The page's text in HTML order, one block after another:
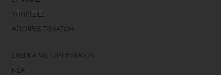
ΥΠΗΡΕΣΙΕΣ
ΑΠΟΨΕΙΣ ΠΕΛΑΤΩΝ
ΣΧΕΤΙΚΑ ΜΕ ΤΗΝ PURATOS
ΝΕΑ